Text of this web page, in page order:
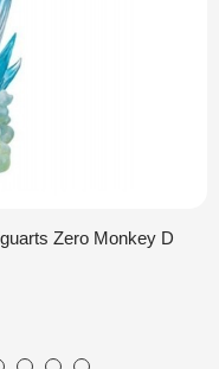
Zero Monkey D